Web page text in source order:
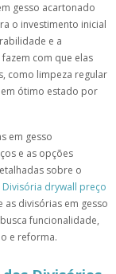
gesso acartonado
o investimento inicial
e a
com que elas
como limpeza regular
ótimo estado por
em gesso
e as opções
sobre o
Divisória drywall preço
as divisórias em gesso
funcionalidade,
e reforma.